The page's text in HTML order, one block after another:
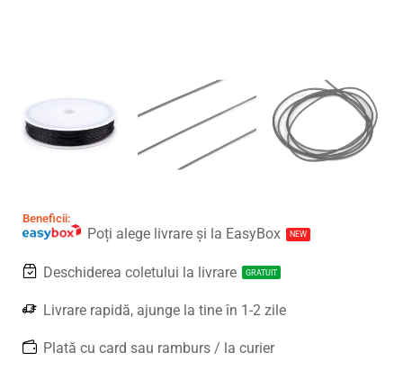
Beneficii:
Poți alege livrare și la EasyBox NEW
Deschiderea coletului la livrare GRATUIT
Livrare rapidă, ajunge la tine în 1-2 zile
Plată cu card sau ramburs / la curier